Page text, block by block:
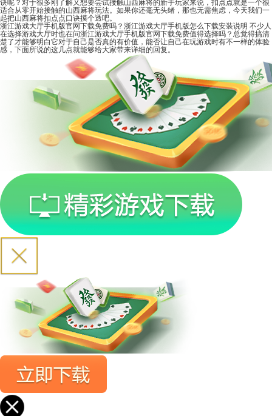
诀呢？对于很多刚了解又想要尝试接触山西麻将的新手玩家来说，扣点点就是一个很
适合从零开始接触的山西麻将玩法。如果你还毫无头绪，那也无需焦虑，今天我们一
起把山西麻将扣点点口诀摸个透吧。
浙江游戏大厅手机版官网下载免费吗？浙江游戏大厅手机版怎么下载安装说明 不少人
在选择游戏大厅时也在问浙江游戏大厅手机版官网下载免费值得选择吗？总觉得搞清
楚了才能够明白它对于自己是否真的有价值，能否让自己在玩游戏时有不一样的体验
感，下面所说的这几点就能够给大家带来详细的回复。